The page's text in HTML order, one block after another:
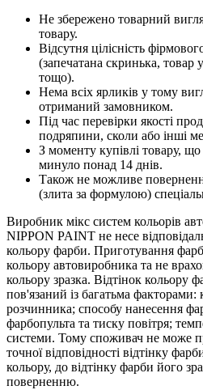
Не збережено товарний
товару.
Відсутня цілісність
(запечатана скринька, товар
тощо).
Нема всіх ярликів у тому
отриманий замовником.
Під час перевірки якості
подряпини, сколи або інші
З моменту купівлі товару, що
минуло понад 14 днів.
Також не можливе
(злита за формулою)
Виробник мікс систем кольорів
NIPPON PAINT не несе
кольору фарби. Приготування
кольору автовиробника та не
кольору зразка. Відтінок кольору
пов'язаний із багатьма факторами:
розчинника; способу нанесення
фарбопульта та тиску повітря;
системи. Тому споживач не може
точної відповідності відтінку
кольору, до відтінку фарби його
поверненню.